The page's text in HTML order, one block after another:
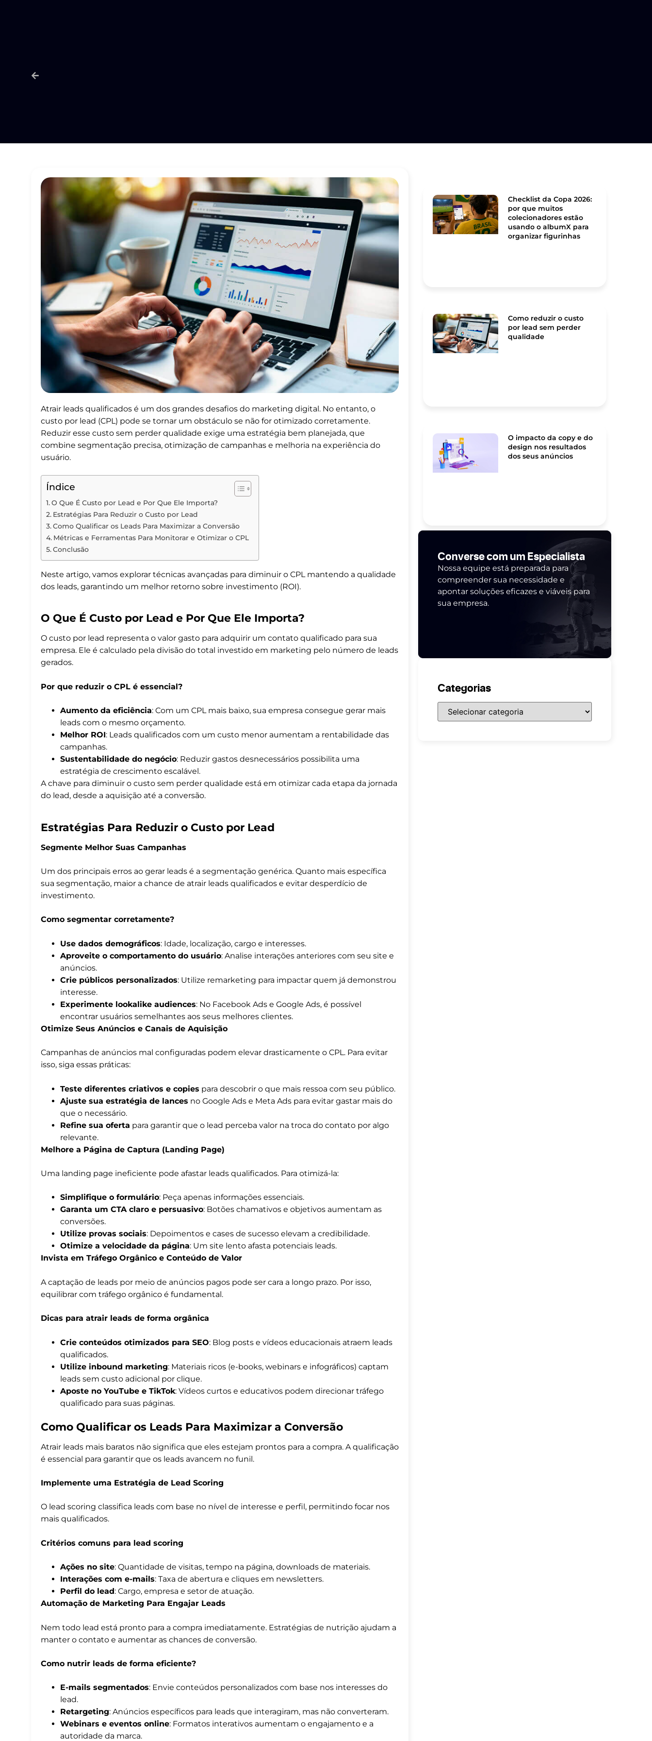
Atrair leads qualificados é um dos grandes desafios do marketing digital. No entanto, o
custo por lead (CPL) pode se tornar um obstáculo se não for otimizado corretamente.
Reduzir esse custo sem perder qualidade exige uma estratégia bem planejada, que
combine segmentação precisa, otimização de campanhas e melhoria na experiência do
usuário.
Índice
O Que É Custo por Lead e Por Que Ele Importa?
Estratégias Para Reduzir o Custo por Lead
Como Qualificar os Leads Para Maximizar a Conversão
Métricas e Ferramentas Para Monitorar e Otimizar o CPL
Conclusão
Neste artigo, vamos explorar técnicas avançadas para diminuir o CPL mantendo a qualidade
dos leads, garantindo um melhor retorno sobre investimento (ROI).
O Que É Custo por Lead e Por Que Ele Importa?
O custo por lead representa o valor gasto para adquirir um contato qualificado para sua
empresa. Ele é calculado pela divisão do total investido em marketing pelo número de leads
gerados.
Por que reduzir o CPL é essencial?
Aumento da eficiência: Com um CPL mais baixo, sua empresa consegue gerar mais
leads com o mesmo orçamento.
Melhor ROI: Leads qualificados com um custo menor aumentam a rentabilidade das
campanhas.
Sustentabilidade do negócio: Reduzir gastos desnecessários possibilita uma
estratégia de crescimento escalável.
A chave para diminuir o custo sem perder qualidade está em otimizar cada etapa da jornada
do lead, desde a aquisição até a conversão.
Estratégias Para Reduzir o Custo por Lead
Segmente Melhor Suas Campanhas
Um dos principais erros ao gerar leads é a segmentação genérica. Quanto mais específica
sua segmentação, maior a chance de atrair leads qualificados e evitar desperdício de
investimento.
Como segmentar corretamente?
Use dados demográficos: Idade, localização, cargo e interesses.
Aproveite o comportamento do usuário: Analise interações anteriores com seu site e
anúncios.
Crie públicos personalizados: Utilize remarketing para impactar quem já demonstrou
interesse.
Experimente lookalike audiences: No Facebook Ads e Google Ads, é possível
encontrar usuários semelhantes aos seus melhores clientes.
Otimize Seus Anúncios e Canais de Aquisição
Campanhas de anúncios mal configuradas podem elevar drasticamente o CPL. Para evitar
isso, siga essas práticas:
Teste diferentes criativos e copies para descobrir o que mais ressoa com seu público.
Ajuste sua estratégia de lances no Google Ads e Meta Ads para evitar gastar mais do
que o necessário.
Refine sua oferta para garantir que o lead perceba valor na troca do contato por algo
relevante.
Melhore a Página de Captura (Landing Page)
Uma landing page ineficiente pode afastar leads qualificados. Para otimizá-la:
Simplifique o formulário: Peça apenas informações essenciais.
Garanta um CTA claro e persuasivo: Botões chamativos e objetivos aumentam as
conversões.
Utilize provas sociais: Depoimentos e cases de sucesso elevam a credibilidade.
Otimize a velocidade da página: Um site lento afasta potenciais leads.
Invista em Tráfego Orgânico e Conteúdo de Valor
A captação de leads por meio de anúncios pagos pode ser cara a longo prazo. Por isso,
equilibrar com tráfego orgânico é fundamental.
Dicas para atrair leads de forma orgânica
Crie conteúdos otimizados para SEO: Blog posts e vídeos educacionais atraem leads
qualificados.
Utilize inbound marketing: Materiais ricos (e-books, webinars e infográficos) captam
leads sem custo adicional por clique.
Aposte no YouTube e TikTok: Vídeos curtos e educativos podem direcionar tráfego
qualificado para suas páginas.
Como Qualificar os Leads Para Maximizar a Conversão
Atrair leads mais baratos não significa que eles estejam prontos para a compra. A qualificação
é essencial para garantir que os leads avancem no funil.
Implemente uma Estratégia de Lead Scoring
O lead scoring classifica leads com base no nível de interesse e perfil, permitindo focar nos
mais qualificados.
Critérios comuns para lead scoring
Ações no site: Quantidade de visitas, tempo na página, downloads de materiais.
Interações com e-mails: Taxa de abertura e cliques em newsletters.
Perfil do lead: Cargo, empresa e setor de atuação.
Automação de Marketing Para Engajar Leads
Nem todo lead está pronto para a compra imediatamente. Estratégias de nutrição ajudam a
manter o contato e aumentar as chances de conversão.
Como nutrir leads de forma eficiente?
E-mails segmentados: Envie conteúdos personalizados com base nos interesses do
lead.
Retargeting: Anúncios específicos para leads que interagiram, mas não converteram.
Webinars e eventos online: Formatos interativos aumentam o engajamento e a
autoridade da marca.
Checklist da Copa 2026:
por que muitos
colecionadores estão
usando o albumX para
organizar figurinhas
Como reduzir o custo
por lead sem perder
qualidade
O impacto da copy e do
design nos resultados
dos seus anúncios
Converse com um Especialista
Nossa equipe está preparada para
compreender sua necessidade e
apontar soluções eficazes e viáveis para
sua empresa.
Categorias